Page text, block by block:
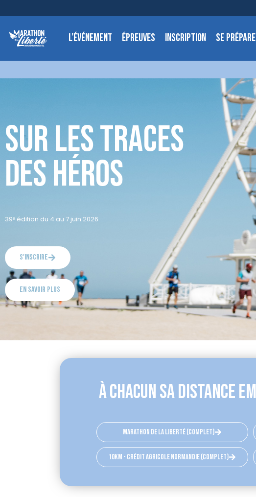
L’ÉVÉNEMENT ÉPREUVES INSCRIPTION SE
sur les traces
des héros
39ᵉ édition du 4 au 7 juin 2026
s'inscrire
en savoir plus
À chacun sa distance
marathon de la liberté (complet)
10km - crédit agricole normandie (complet)